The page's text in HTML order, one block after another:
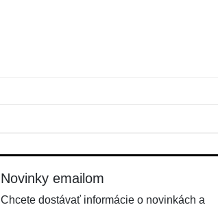
Novinky emailom
Chcete dostávať informácie o novinkách a